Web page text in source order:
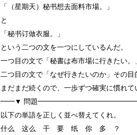
「（星期天）秘书想去面料市場。」
と
「秘书订做衣服。」
という二つの文を一つにしているんだ。
一つ目の文で「秘書は布市場に行きたい。
二つ目の文で「なぜ行きたいのか」その目
まだまだ続くので、一歩ずつ確実に慣れ
━━▼ 問題
以下の単語を正しく並べ替えてくれ。
什么 这么 干 要 纸 你 多 ？